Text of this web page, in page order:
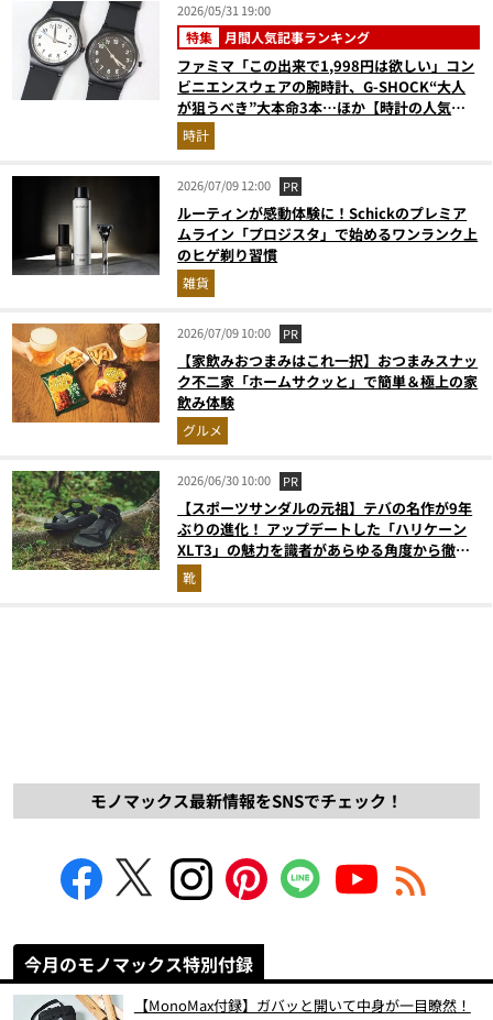
2026/05/31 19:00
特集 月間人気記事ランキング
ファミマ「この出来で1,998円は欲しい」コン
ビニエンスウェアの腕時計、G-SHOCK“大人
が狙うべき”大本命3本…ほか【時計の人気記
事ランキングベスト3】（2026年4月版）
時計
2026/07/09 12:00 PR
ルーティンが感動体験に！Schickのプレミア
ムライン「プロジスタ」で始めるワンランク上
のヒゲ剃り習慣
雑貨
2026/07/09 10:00 PR
【家飲みおつまみはこれ一択】おつまみスナッ
ク不二家「ホームサクッと」で簡単＆極上の家
飲み体験
グルメ
2026/06/30 10:00 PR
【スポーツサンダルの元祖】テバの名作が9年
ぶりの進化！ アップデートした「ハリケーン
XLT3」の魅力を識者があらゆる角度から徹底
解説！
靴
モノマックス最新情報をSNSでチェック！
今月のモノマックス特別付録
【MonoMax付録】ガバッと開いて中身が一目瞭然！